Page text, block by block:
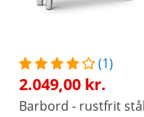
(1)
2.049,00 kr.
Barbord - rustfrit stål